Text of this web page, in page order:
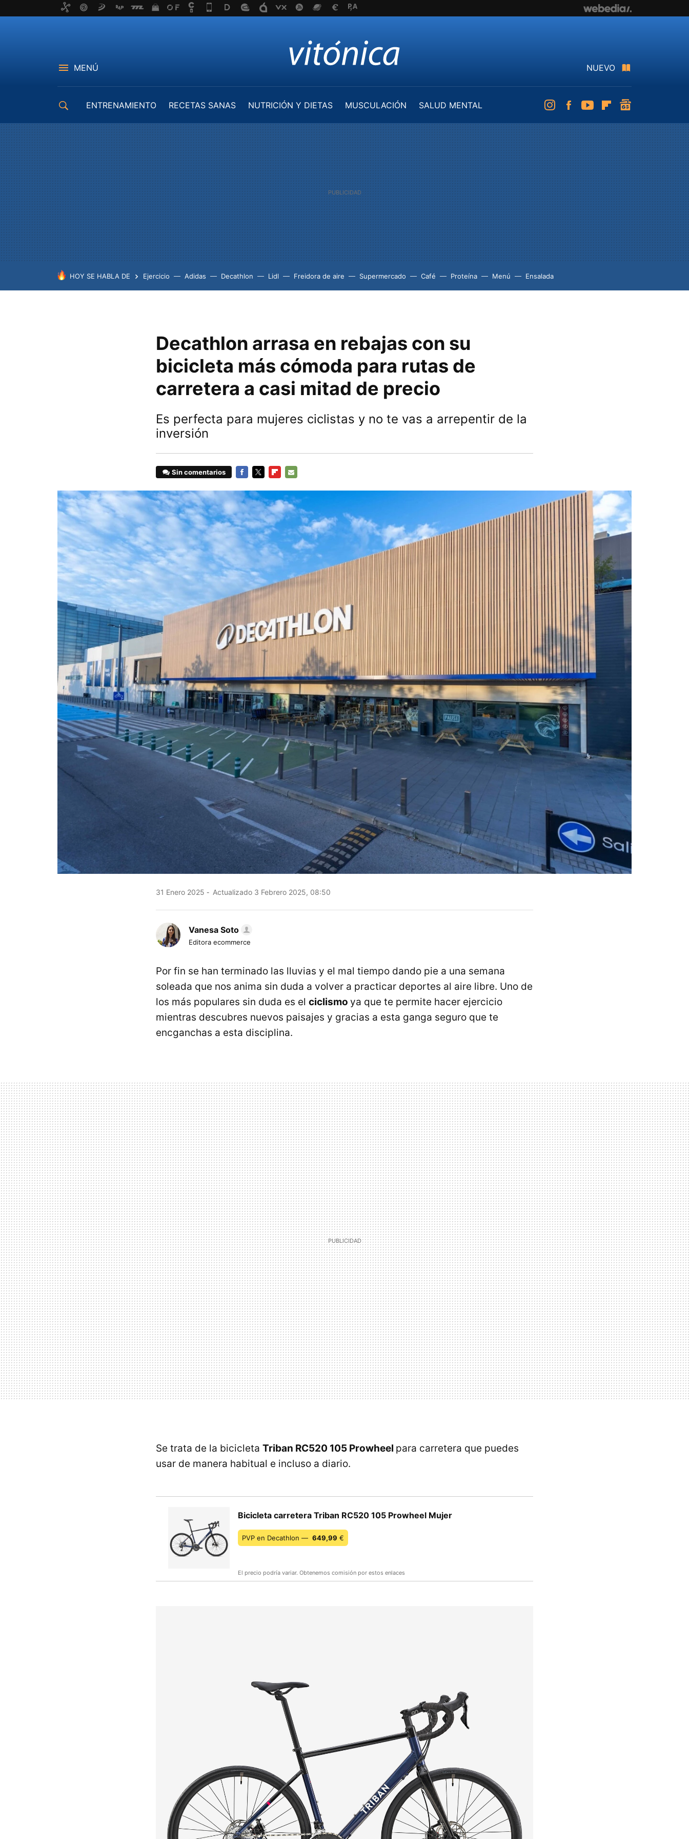
MENÚ NUEVO
ENTRENAMIENTO RECETAS SANAS NUTRICIÓN Y DIETAS MUSCULACIÓN
SALUD MENTAL
InstagramFacebookYoutubeFlipboard
HOY SE HABLA DE Ejercicio Adidas Decathlon Lidl Freidora de aire Supermercado Café Proteína Menú Ensalada
Decathlon arrasa en rebajas con su
bicicleta más cómoda para rutas de
carretera a casi mitad de precio
Es perfecta para mujeres ciclistas y no te vas a arrepentir de la
inversión
Sin comentarios
MAIL
31 Enero 2025 Actualizado 3 Febrero 2025, 08:50
Vanesa Soto
Editora ecommerce
Por fin se han terminado las lluvias y el mal tiempo dando pie a una semana
soleada que nos anima sin duda a volver a practicar deportes al aire libre. Uno de
los más populares sin duda es el ciclismo ya que te permite hacer ejercicio
mientras descubres nuevos paisajes y gracias a esta ganga seguro que te
encganchas a esta disciplina.
Se trata de la bicicleta Triban RC520 105 Prowheel para carretera que puedes
usar de manera habitual e incluso a diario.
Bicicleta carretera Triban RC520 105 Prowheel Mujer
PVP en Decathlon — 649,99 €
El precio podría variar. Obtenemos comisión por estos enlaces